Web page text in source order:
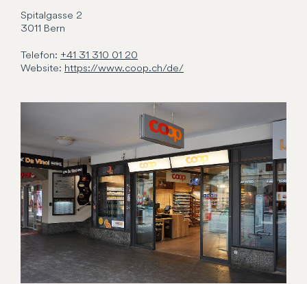
Spitalgasse 2
3011 Bern
Telefon: +41 31 310 01 20
Website: https://www.coop.ch/de/